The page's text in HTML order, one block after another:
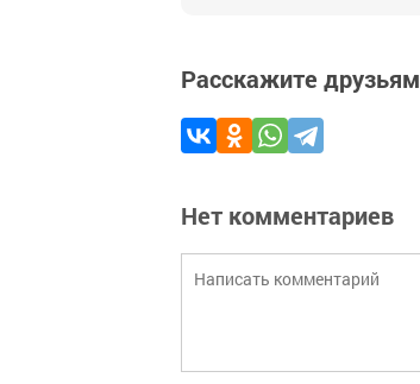
Расскажите друзьям
Нет комментариев